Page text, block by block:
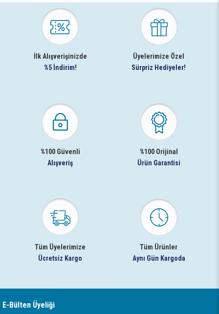
İlk Alışverişinizde
%5 İndirim!
Üyelerimize Özel
Sürpriz Hediyeler!
%100 Güvenli
Alışveriş
%100 Orijinal
Ürün Garantisi
Tüm Üyelerimize
Ücretsiz Kargo
Tüm Ürünler
Aynı Gün Kargoda
E-Bülten Üyeliği